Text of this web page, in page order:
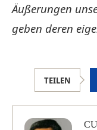
Äußerungen
geben deren
TEILEN